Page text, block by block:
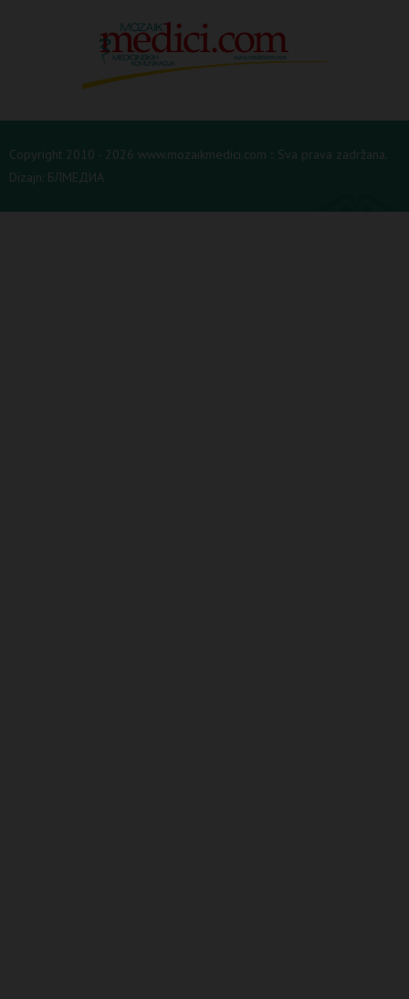
Copyright 2010 - 2026 www.mozaikmedici.com :: Sva prava zadržana.
Dizajn: БЛМЕДИА